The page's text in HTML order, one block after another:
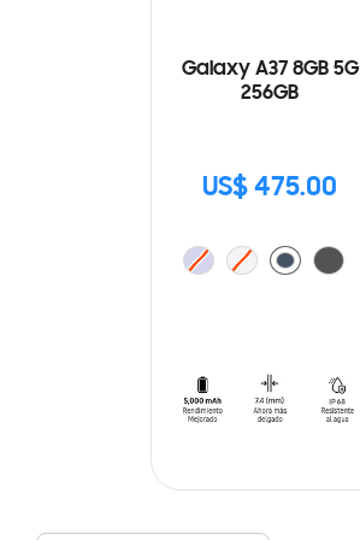
Galaxy A37 8GB 5G
256GB
US$ 475.00